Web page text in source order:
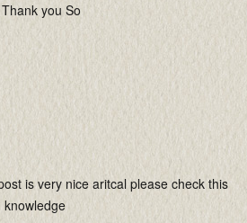
you So
is very nice aritcal please check this
knowledge